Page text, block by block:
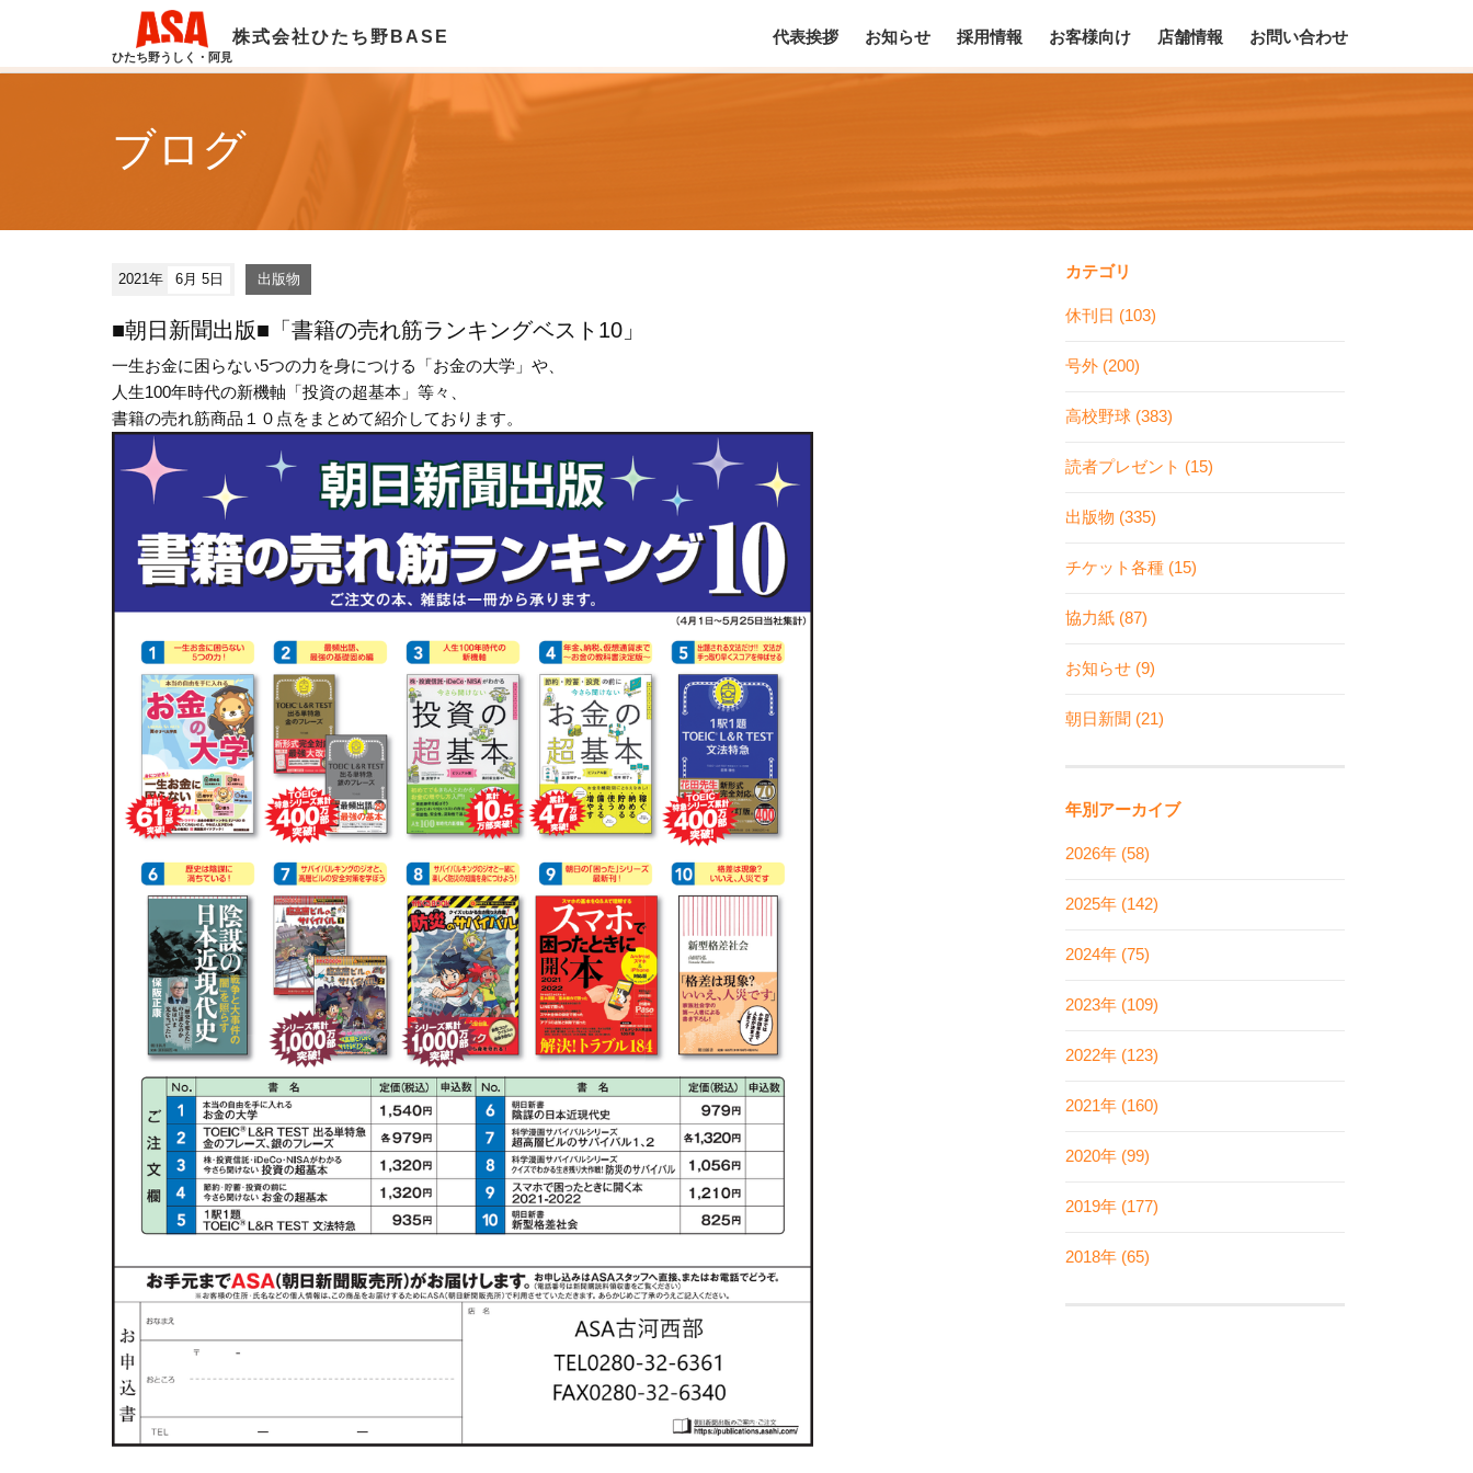
ひたち野うしく・阿見
株式会社ひたち野BASE 代表挨拶 お知らせ 採用情報 お客様向け 店舗情報 お問い合わせ
ブログ
2021年 6月 5日 出版物
■朝日新聞出版■「書籍の売れ筋ランキングベスト10」
一生お金に困らない5つの力を身につける「お金の大学」や、
人生100年時代の新機軸「投資の超基本」等々、
書籍の売れ筋商品１０点をまとめて紹介しております。
カテゴリ
休刊日 (103)
号外 (200)
高校野球 (383)
読者プレゼント (15)
出版物 (335)
チケット各種 (15)
協力紙 (87)
お知らせ (9)
朝日新聞 (21)
年別アーカイブ
2026年 (58)
2025年 (142)
2024年 (75)
2023年 (109)
2022年 (123)
2021年 (160)
2020年 (99)
2019年 (177)
2018年 (65)